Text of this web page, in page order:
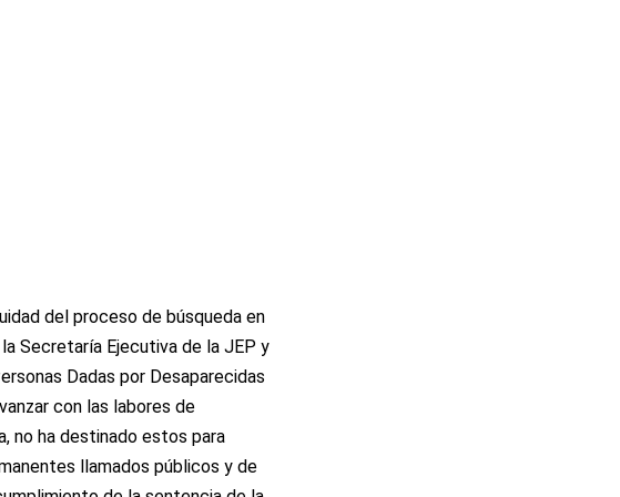
del proceso de búsqueda en
Secretaría Ejecutiva de la JEP y
Dadas por Desaparecidas
con las labores de
no ha destinado estos para
llamados públicos y de